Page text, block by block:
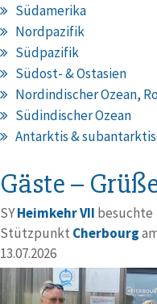
Südamerika
Nordpazifik
Südpazifik
Südost- & Ostasien
Nordindischer Ozean,
Südindischer Ozean
Antarktis &
Gäste –
SYHeimkehr VII besuchte
Stützpunkt Cherbourg
13.07.2026